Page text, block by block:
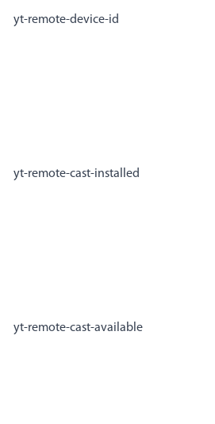
yt-remote-device-id
yt-remote-cast-installed
yt-remote-cast-available